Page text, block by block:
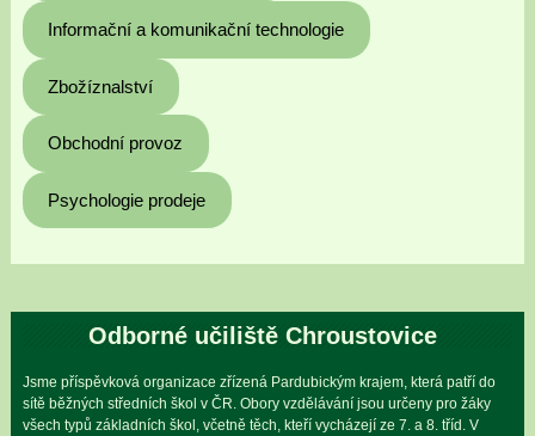
Informační a komunikační technologie
Zbožíznalství
Obchodní provoz
Psychologie prodeje
Odborné učiliště Chroustovice
Jsme příspěvková organizace zřízená Pardubickým krajem, která patří do
sítě běžných středních škol v ČR. Obory vzdělávání jsou určeny pro žáky
všech typů základních škol, včetně těch, kteří vycházejí ze 7. a 8. tříd. V